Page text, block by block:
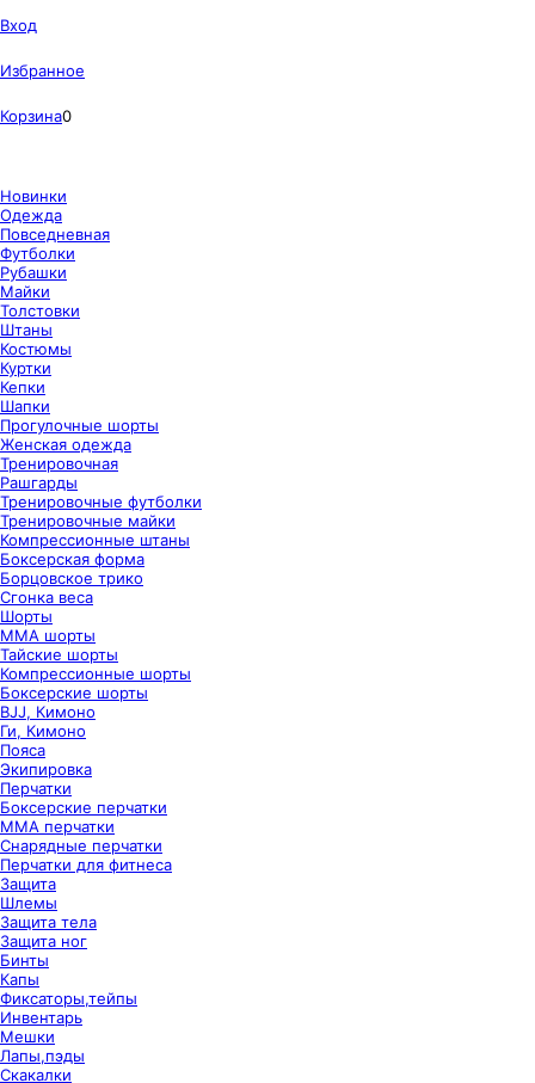
Вход
Избранное
Корзина0
Новинки
Одежда
Повседневная
Футболки
Рубашки
Майки
Толстовки
Штаны
Костюмы
Куртки
Кепки
Шапки
Прогулочные шорты
Женская одежда
Тренировочная
Рашгарды
Тренировочные футболки
Тренировочные майки
Компрессионные штаны
Боксерская форма
Борцовское трико
Сгонка веса
Шорты
ММА шорты
Тайские шорты
Компрессионные шорты
Боксерские шорты
BJJ, Кимоно
Ги, Кимоно
Пояса
Экипировка
Перчатки
Боксерские перчатки
ММА перчатки
Снарядные перчатки
Перчатки для фитнеса
Защита
Шлемы
Защита тела
Защита ног
Бинты
Капы
Фиксаторы,тейпы
Инвентарь
Мешки
Лапы,пэды
Скакалки